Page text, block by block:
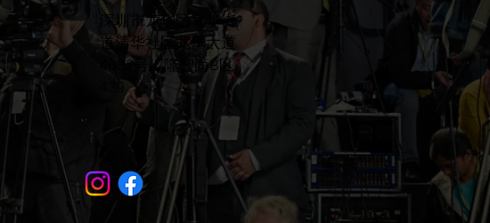
​深圳市龙华区龙华街
道清华社区龙华大道
4683号汇隆智尚B区